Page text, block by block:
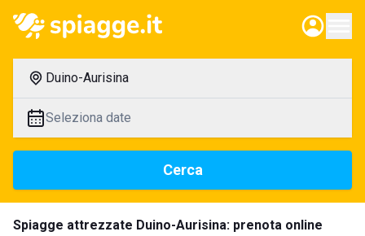
Duino-Aurisina
Seleziona date
Cerca
Spiagge attrezzate Duino-Aurisina: prenota online